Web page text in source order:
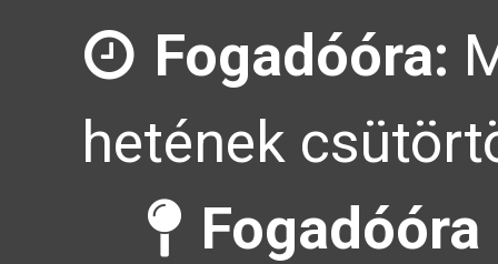
Fogadóóra:
hetének
Fogadóóra